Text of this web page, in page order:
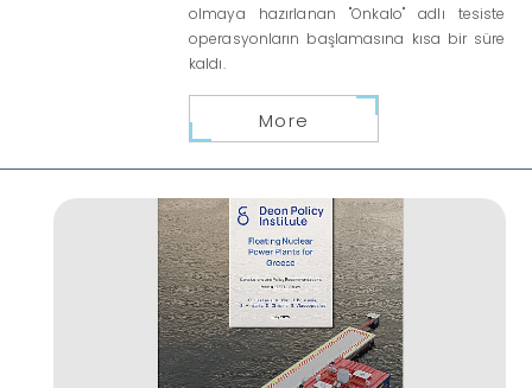
olmaya hazırlanan "Onkalo" adlı tesiste
operasyonların başlamasına kısa bir süre
kaldı.
More